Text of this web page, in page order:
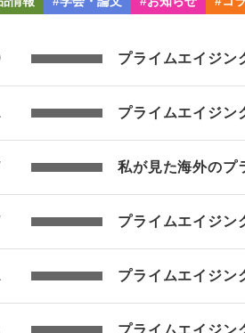
プライムエイジン
プライムエイジン
私が見た海外のプ
プライムエイジン
プライムエイジン
プライムエイジン